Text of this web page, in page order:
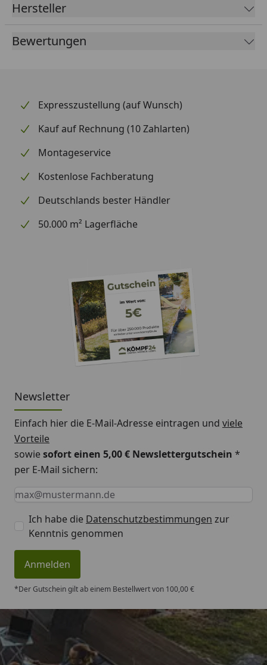
Hersteller
Bewertungen
Expresszustellung (auf Wunsch)
Kauf auf Rechnung (10 Zahlarten)
Montageservice
Kostenlose Fachberatung
Deutschlands bester Händler
50.000 m² Lagerfläche
Newsletter
Einfach hier die E-Mail-Adresse eintragen und viele
Vorteile
sowiesofort einen 5,00 € Newslettergutschein *
per E-Mail sichern:
Keine Eingabe erforderlich
Eingabe erforderlich
E-Mail *
Ich habe die Datenschutzbestimmungen zur
Kenntnis genommen
Anmelden
*Der Gutschein gilt ab einem Bestellwert von 100,00 €
Trusted Shops